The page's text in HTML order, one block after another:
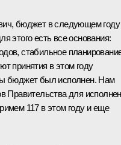
бюджет в следующем году
этого есть все основания:
стабильное
принятия в этом году
бюджет был исполнен. Нам
Правительства для
117 в этом году и еще